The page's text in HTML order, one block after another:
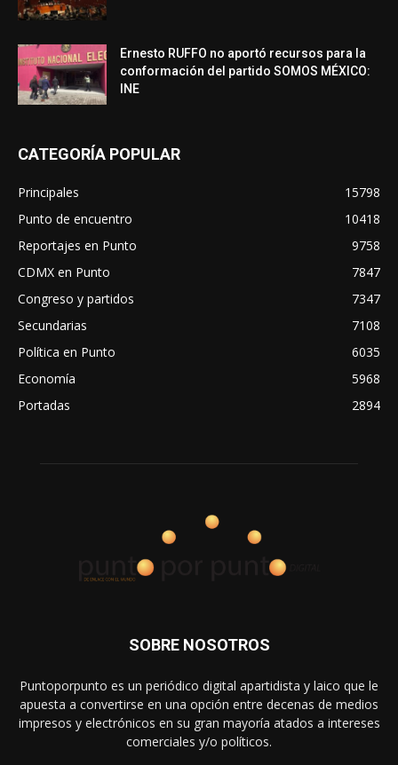
Ernesto RUFFO no aportó recursos para la
conformación del partido SOMOS MÉXICO:
INE
CATEGORÍA POPULAR
Principales
15798
Punto de encuentro
10418
Reportajes en Punto
9758
CDMX en Punto
7847
Congreso y partidos
7347
Secundarias
7108
Política en Punto
6035
Economía
5968
Portadas
2894
SOBRE NOSOTROS
Puntoporpunto es un periódico digital apartidista y laico que le
apuesta a convertirse en una opción entre decenas de medios
impresos y electrónicos en su gran mayoría atados a intereses
comerciales y/o políticos.